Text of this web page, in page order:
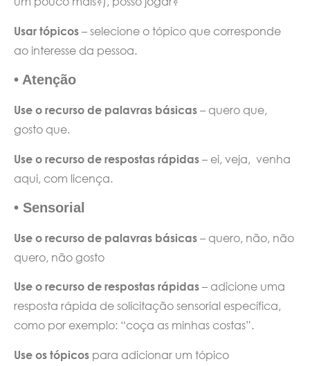
Usar tópicos – selecione o tópico que corresponde
ao interesse da pessoa.
• Atenção
Use o recurso de palavras básicas – quero que,
gosto que.
Use o recurso de respostas rápidas – ei, veja, venha
aqui, com licença.
• Sensorial
Use o recurso de palavras básicas – quero, não, não
quero, não gosto
Use o recurso de respostas rápidas – adicione uma
resposta rápida de solicitação sensorial específica,
como por exemplo: “coça as minhas costas”.
Use os tópicos para adicionar um tópico